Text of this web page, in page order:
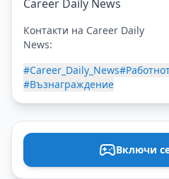
Career Daily News
Контакти на Career Daily
News:
#Career_Daily_News
#Възнаграждение
Включи